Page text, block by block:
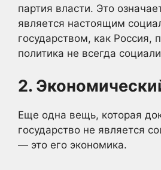
партия власти. Это
является настоящим
государством, как Россия,
политика не всегда
2.
Еще одна вещь, которая
государство не является
— это его экономика.